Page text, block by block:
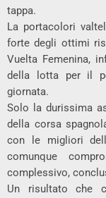
tappa.
La portacolori
forte degli ottimi
Vuelta Femenina,
della lotta per il
giornata.
Solo la durissima
della corsa
con le migliori
comunque
complessivo,
Un risultato che